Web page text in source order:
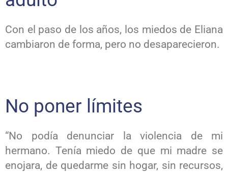
Con el paso de los años, los miedos de Eliana
cambiaron de forma, pero no desaparecieron.
No poner límites
“No podía denunciar la violencia de mi
hermano. Tenía miedo de que mi madre se
enojara, de quedarme sin hogar, sin recursos,